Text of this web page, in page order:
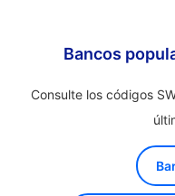
Bancos
Consulte los códigos